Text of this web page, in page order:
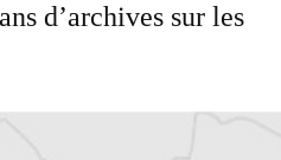
d’archives sur les